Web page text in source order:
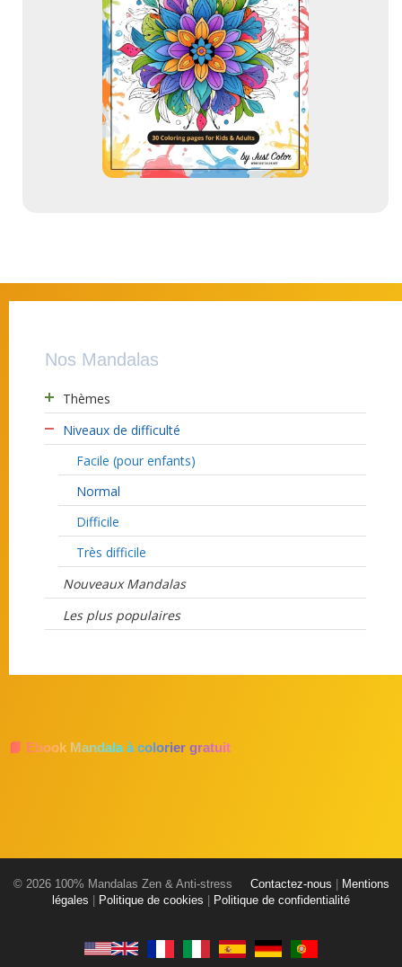
Nos Mandalas
Thèmes
Niveaux de difficulté
Facile (pour enfants)
Normal
Difficile
Très difficile
Nouveaux Mandalas
Les plus populaires
📘 Ebook Mandala à colorier gratuit
© 2026 100% Mandalas Zen & Anti-stress Contactez-nous
Mentions
légales
Politique de cookies Politique de confidentialité